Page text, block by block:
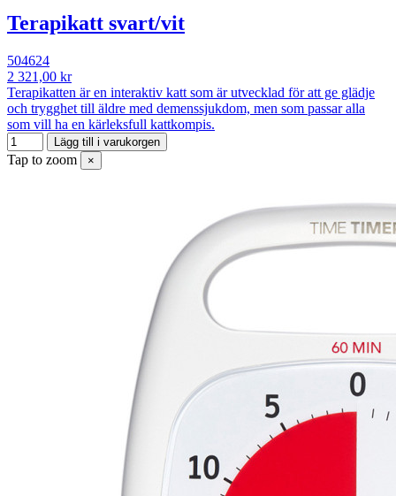
Terapikatt svart/vit
504624
2 321,00 kr
Terapikatten är en interaktiv katt som är utvecklad för att ge glädje
och trygghet till äldre med demenssjukdom, men som passar alla
som vill ha en kärleksfull kattkompis.
Lägg till i varukorgen
Tap to zoom ×